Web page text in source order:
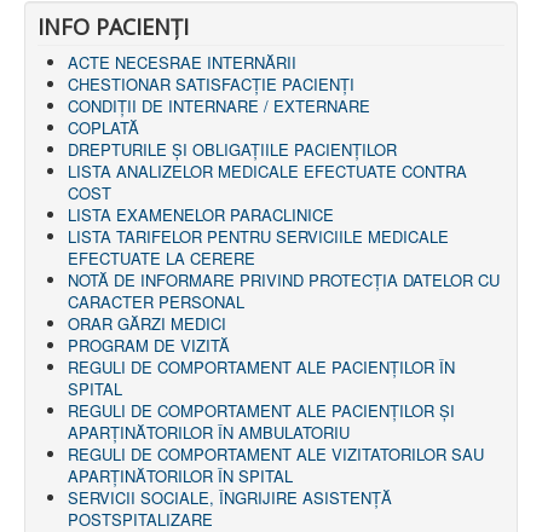
AMBULATORIU INTEGRAT
CABINET PNEUMOLGIE
AMBULATOR BOLI INFECŢIOASE
AMBULATOR OBSTETRICĂ GINECOLOGIE
AMBULATOR CHIRURGIE
AMBULATOR ORTOPEDIE ȘI TRAUMATOLOGIE
AMBULATOR MEDICINĂ INTERNĂ
AMBULATOR NEUROLOGIE
AMBULATOR PEDIATRIE
AMBULATOR ÎNGRIJIRI PALIATIVE
MANAGEMENT
PROIECT DE MANAGEMENT 2026
PLAN STRATEGIC 2021 - 2025
PROIECT DE MANAGEMENT 2021
PROIECT DE MANAGEMENT 2017
CONSILIUL DE ADMINISTRAŢIE
COMITET DIRECTOR
DECLARATIE MANAGER PRIVIND IMPLEMENTAREA
SISTEMULUI DE CALITATE 2019
PLAN MANAGEMENT
INTEGRITATE
ADMINISTRATIV
RESURSE UMANE
INFO PACIENŢI
ACTE NECESRAE INTERNĂRII
CHESTIONAR SATISFACŢIE PACIENŢI
CONDIȚII DE INTERNARE / EXTERNARE
COPLATĂ
DREPTURILE ŞI OBLIGAŢIILE PACIENȚILOR
LISTA ANALIZELOR MEDICALE EFECTUATE CONTRA
COST
LISTA EXAMENELOR PARACLINICE
LISTA TARIFELOR PENTRU SERVICIILE MEDICALE
EFECTUATE LA CERERE
NOTĂ DE INFORMARE PRIVIND PROTECŢIA DATELOR CU
CARACTER PERSONAL
ORAR GĂRZI MEDICI
PROGRAM DE VIZITĂ
REGULI DE COMPORTAMENT ALE PACIENȚILOR ÎN
SPITAL
REGULI DE COMPORTAMENT ALE PACIENȚILOR ȘI
APARȚINĂTORILOR ÎN AMBULATORIU
REGULI DE COMPORTAMENT ALE VIZITATORILOR SAU
APARȚINĂTORILOR ÎN SPITAL
SERVICII SOCIALE, ÎNGRIJIRE ASISTENŢĂ
POSTSPITALIZARE